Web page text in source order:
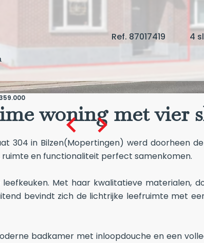
Ref. 87017419 4
woning met vier
304 in Bilzen(Mopertingen) werd doorheen
en functionaliteit perfect samenkomen.
Met haar kwalitatieve materialen,
bevindt zich de lichtrijke leefruimte met
badkamer met inloopdouche en een